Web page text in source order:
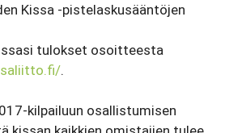
Kissa -pistelaskusääntöjen
tulokset osoitteesta
.
kilpailuun osallistumisen